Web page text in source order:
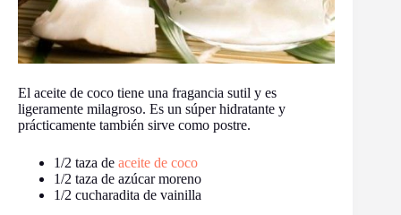
El aceite de coco tiene una fragancia sutil y es
ligeramente milagroso. Es un súper hidratante y
prácticamente también sirve como postre.
1/2 taza de aceite de coco
1/2 taza de azúcar moreno
1/2 cucharadita de vainilla